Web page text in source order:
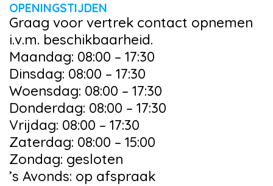
OPENINGSTIJDEN
Graag voor vertrek contact opnemen
i.v.m. beschikbaarheid.
Maandag: 08:00 – 17:30
Dinsdag: 08:00 – 17:30
Woensdag: 08:00 – 17:30
Donderdag: 08:00 – 17:30
Vrijdag: 08:00 – 17:30
Zaterdag: 08:00 – 15:00
Zondag: gesloten
’s Avonds: op afspraak